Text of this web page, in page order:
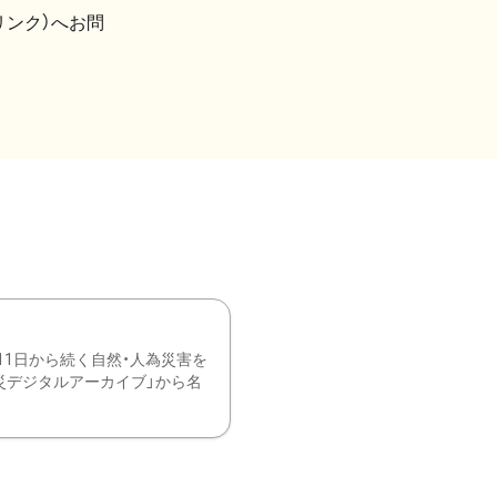
ク）へお問
日から続く自然・人為災害を
ジタルアーカイブ」から名